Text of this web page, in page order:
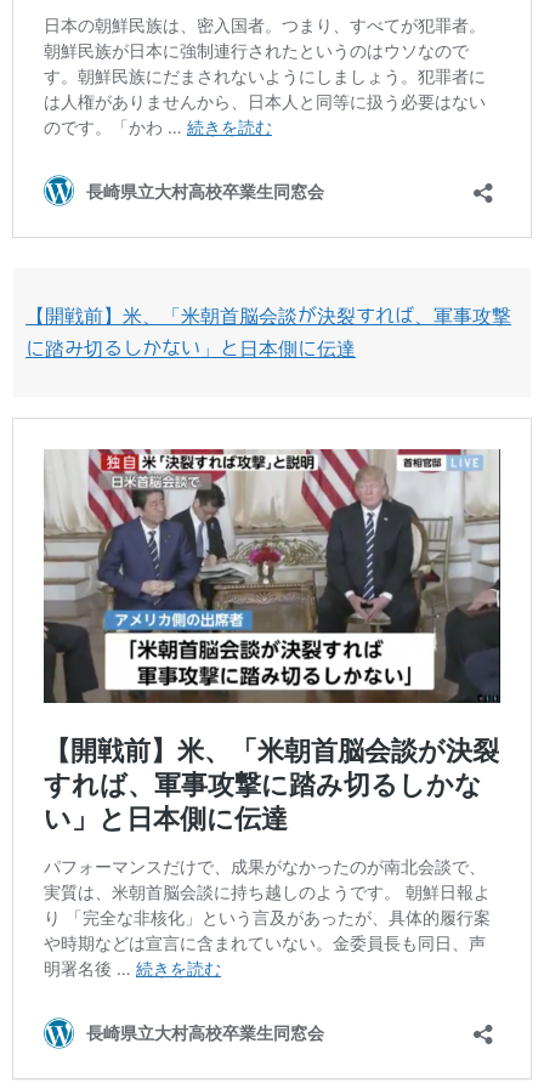
【開戦前】米、「米朝首脳会談が決裂すれば、軍事攻撃
に踏み切るしかない」と日本側に伝達